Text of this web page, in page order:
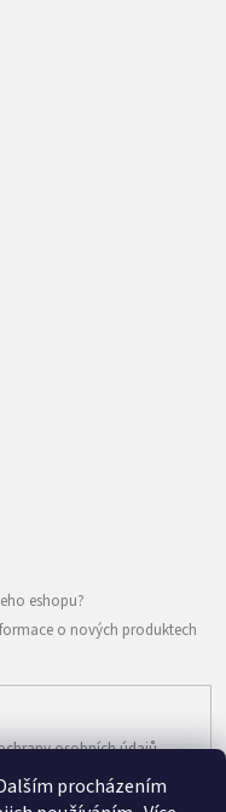
procházením
o nových produktech
osobních údajů